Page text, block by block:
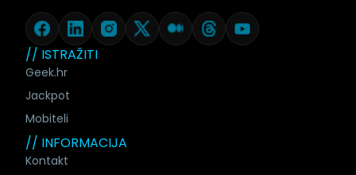
// ISTRAŽITI
Geek.hr
Jackpot
Mobiteli
// INFORMACIJA
Kontakt